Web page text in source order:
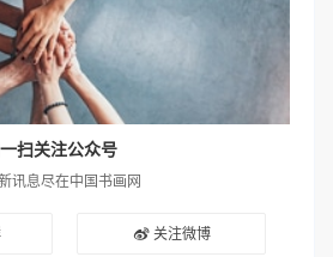
扫关注公众号
讯息尽在中国书画网
关注微博